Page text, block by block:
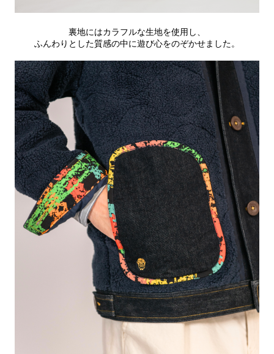
裏地にはカラフルな生地を使用し、
ふんわりとした質感の中に遊び心をのぞかせました。